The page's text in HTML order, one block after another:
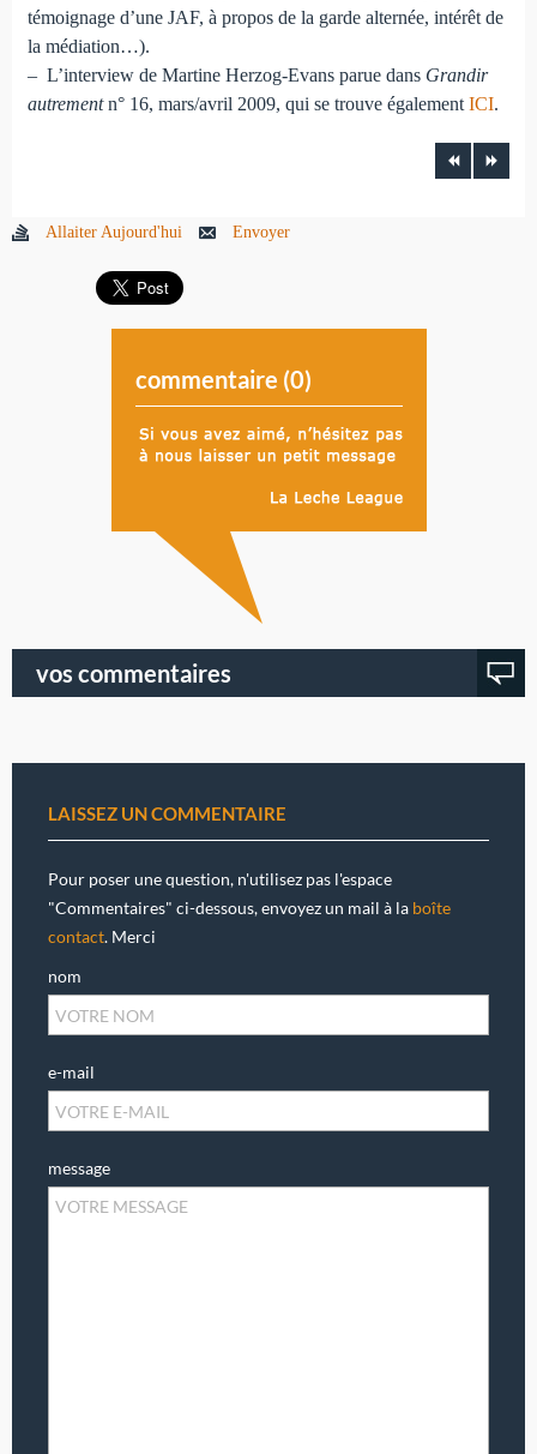
témoignage d’une JAF, à propos de la garde alternée, intérêt de
la médiation…).
– L’interview de Martine Herzog-Evans parue dans Grandir
autrementn° 16, mars/avril 2009, qui se trouve également ICI.
Allaiter Aujourd'hui Envoyer
commentaire (0)
vos commentaires
LAISSEZ UN COMMENTAIRE
Pour poser une question, n'utilisez pas l'espace
"Commentaires" ci-dessous, envoyez un mail à la boîte
contact. Merci
nom
e-mail
message